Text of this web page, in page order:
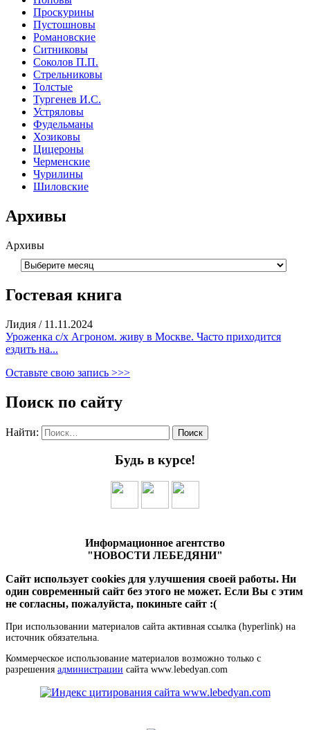
Проскурины
Пустошновы
Романовские
Ситниковы
Соколов П.П.
Стрельниковы
Толстые
Тургенев И.С.
Устряловы
Фудельманы
Хозиковы
Цицероны
Черменские
Чурилины
Шиловские
Архивы
Архивы
Гостевая книга
Лидия / 11.11.2024
Уроженка с/х Агроном. живу в Москве. Часто приходится
ездить на...
Оставьте свою запись >>>
Поиск по сайту
Найти:
Будь в курсе!
Информационное агентство
"НОВОСТИ ЛЕБЕДЯНИ"
Сайт использует cookies для улучшения своей работы. Ни
один современный сайт без этого не может. Если Вы с этим
не согласны, пожалуйста, покиньте сайт :(
При использовании материалов сайта активная ссылка (hyperlink) на
источник обязательна.
Коммерческое использование материалов возможно только с
разрешения администрации сайта www.lebedyan.com